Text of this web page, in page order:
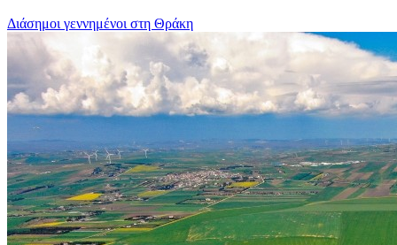
Διάσημοι γεννημένοι στη Θράκη